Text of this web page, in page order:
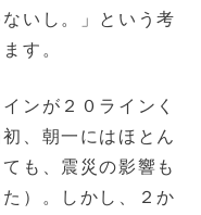
いし。」という考
す。
ンが２０ラインく
、朝一にはほとん
も、震災の影響も
）。しかし、２か